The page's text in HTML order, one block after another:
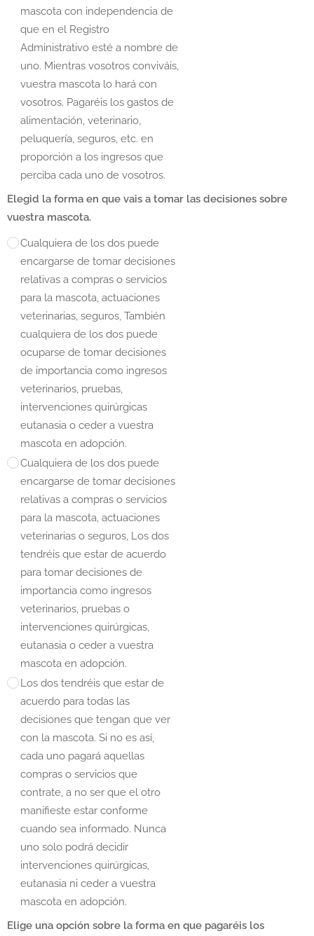
mascota con independencia de
que en el Registro
Administrativo esté a nombre de
uno. Mientras vosotros conviváis,
vuestra mascota lo hará con
vosotros. Pagaréis los gastos de
alimentación, veterinario,
peluquería, seguros, etc. en
proporción a los ingresos que
perciba cada uno de vosotros.
Elegid la forma en que vais a tomar las decisiones sobre
vuestra mascota.
Cualquiera de los dos puede
encargarse de tomar decisiones
relativas a compras o servicios
para la mascota, actuaciones
veterinarias, seguros, También
cualquiera de los dos puede
ocuparse de tomar decisiones
de importancia como ingresos
veterinarios, pruebas,
intervenciones quirúrgicas
eutanasia o ceder a vuestra
mascota en adopción.
Cualquiera de los dos puede
encargarse de tomar decisiones
relativas a compras o servicios
para la mascota, actuaciones
veterinarias o seguros, Los dos
tendréis que estar de acuerdo
para tomar decisiones de
importancia como ingresos
veterinarios, pruebas o
intervenciones quirúrgicas,
eutanasia o ceder a vuestra
mascota en adopción.
Los dos tendréis que estar de
acuerdo para todas las
decisiones que tengan que ver
con la mascota. Si no es así,
cada uno pagará aquellas
compras o servicios que
contrate, a no ser que el otro
manifieste estar conforme
cuando sea informado. Nunca
uno solo podrá decidir
intervenciones quirúrgicas,
eutanasia ni ceder a vuestra
mascota en adopción.
Elige una opción sobre la forma en que pagaréis los